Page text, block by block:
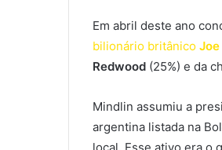
Em abril deste ano
bilionário britânico
Redwood (25%) e da
Mindlin assumiu a
argentina listada na